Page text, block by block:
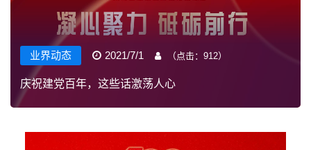
业界动态 2021/7/1 （点击： 912）
庆祝建党百年，这些话激荡人心